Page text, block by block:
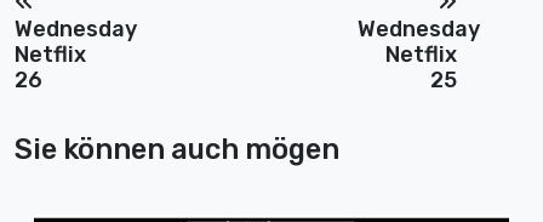
Wednesday
Netflix
26
Wednesday
Netflix
25
Sie können auch mögen